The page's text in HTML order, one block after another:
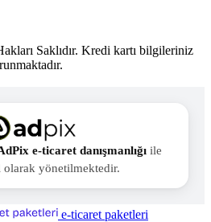
Saklıdır. Kredi kartı bilgileriniz
e-ticaret danışmanlığı ile
olarak yönetilmektedir.
e-ticaret paketleri